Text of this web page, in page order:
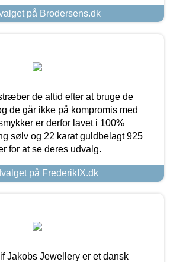
på Brodersens.dk
de altid efter at bruge de
de går ikke på kompromis med
er derfor lavet i 100%
sølv og 22 karat guldbelagt 925
for at se deres udvalg.
på FrederikIX.dk
Jakobs Jewellery er et dansk